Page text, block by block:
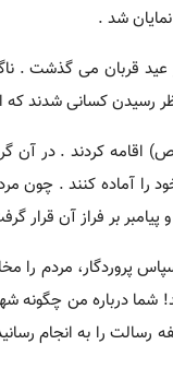
شد .
قربان می گذشت .
رسیدن کسانی شدند که
اقامه کردند . در آن
را آماده کنند . چون
بر فراز آن قرار
پروردگار، مردم را
شما درباره من چگونه
رسالت را به انجام